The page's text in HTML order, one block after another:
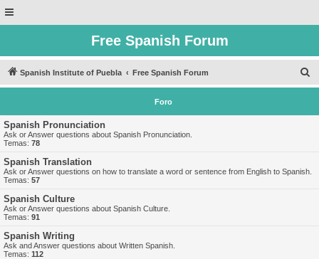
Free Spanish Forum
Spanish Institute of Puebla Free Spanish Forum
u
Foro
Spanish Pronunciation
Ask or Answer questions about Spanish Pronunciation.
Temas: 78
Spanish Translation
Ask or Answer questions on how to translate a word or sentence from English to Spanish.
Temas: 57
Spanish Culture
Ask or Answer questions about Spanish Culture.
Temas: 91
Spanish Writing
Ask and Answer questions about Written Spanish.
Temas: 112